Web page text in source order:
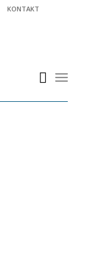
KONTAKT